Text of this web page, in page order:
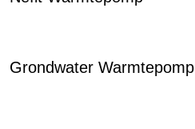
Grondwater Warmtepomp